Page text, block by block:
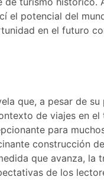
el potencial del
en el futuro
que, a pesar de
de viajes en
para
construcción
que avanza, la
de los